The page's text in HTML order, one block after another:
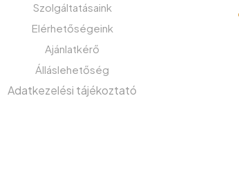
Szolgáltatásaink
Elérhetőségeink
Ajánlatkérő
Álláslehetőség
Adatkezelési tájékoztató